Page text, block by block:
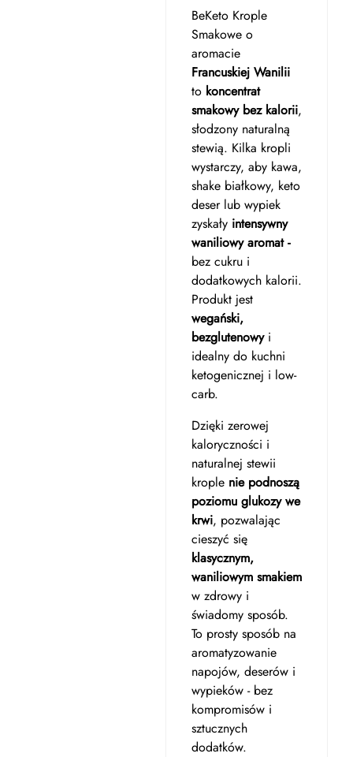
BeKeto Krople
Smakowe o
aromacie
Francuskiej Wanilii
to koncentrat
smakowy bez kalorii,
słodzony naturalną
stewią. Kilka kropli
wystarczy, aby kawa,
shake białkowy, keto
deser lub wypiek
zyskały intensywny
waniliowy aromat -
bez cukru i
dodatkowych kalorii.
Produkt jest
wegański,
bezglutenowyi
idealny do kuchni
ketogenicznej i low-
carb.
Dzięki zerowej
kaloryczności i
naturalnej stewii
krople nie podnoszą
poziomu glukozy we
krwi, pozwalając
cieszyć się
klasycznym,
waniliowym smakiem
w zdrowy i
świadomy sposób.
To prosty sposób na
aromatyzowanie
napojów, deserów i
wypieków - bez
kompromisów i
sztucznych
dodatków.